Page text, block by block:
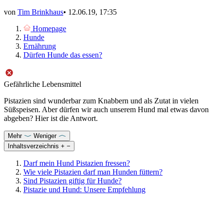
von Tim Brinkhaus• 12.06.19, 17:35
Homepage
Hunde
Ernährung
Dürfen Hunde das essen?
Gefährliche Lebensmittel
Pistazien sind wunderbar zum Knabbern und als Zutat in vielen
Süßspeisen. Aber dürfen wir auch unserem Hund mal etwas davon
abgeben? Hier ist die Antwort.
Mehr
Weniger
Inhaltsverzeichnis + −
Darf mein Hund Pistazien fressen?
Wie viele Pistazien darf man Hunden füttern?
Sind Pistazien giftig für Hunde?
Pistazie und Hund: Unsere Empfehlung